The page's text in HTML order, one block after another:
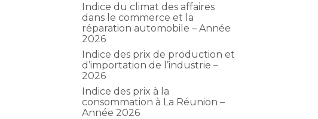
Indice du climat des affaires
dans le commerce et la
réparation automobile – Année
2026
Indice des prix de production et
d’importation de l’industrie –
2026
Indice des prix à la
consommation à La Réunion –
Année 2026